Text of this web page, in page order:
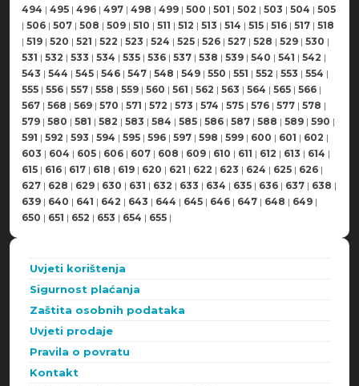
494 | 495 | 496 | 497 | 498 | 499 | 500 | 501 | 502 | 503 | 504 | 505
| 506 | 507 | 508 | 509 | 510 | 511 | 512 | 513 | 514 | 515 | 516 | 517 | 518
| 519 | 520 | 521 | 522 | 523 | 524 | 525 | 526 | 527 | 528 | 529 | 530 |
531 | 532 | 533 | 534 | 535 | 536 | 537 | 538 | 539 | 540 | 541 | 542 |
543 | 544 | 545 | 546 | 547 | 548 | 549 | 550 | 551 | 552 | 553 | 554 |
555 | 556 | 557 | 558 | 559 | 560 | 561 | 562 | 563 | 564 | 565 | 566 |
567 | 568 | 569 | 570 | 571 | 572 | 573 | 574 | 575 | 576 | 577 | 578 |
579 | 580 | 581 | 582 | 583 | 584 | 585 | 586 | 587 | 588 | 589 | 590 |
591 | 592 | 593 | 594 | 595 | 596 | 597 | 598 | 599 | 600 | 601 | 602 |
603 | 604 | 605 | 606 | 607 | 608 | 609 | 610 | 611 | 612 | 613 | 614 |
615 | 616 | 617 | 618 | 619 | 620 | 621 | 622 | 623 | 624 | 625 | 626 |
627 | 628 | 629 | 630 | 631 | 632 | 633 | 634 | 635 | 636 | 637 | 638 |
639 | 640 | 641 | 642 | 643 | 644 | 645 | 646 | 647 | 648 | 649 |
650 | 651 | 652 | 653 | 654 | 655 |
Uvjeti korištenja
Sigurnost plaćanja
Zaštita osobnih podataka
Uvjeti prodaje
Pravila o povratu
Kontakt